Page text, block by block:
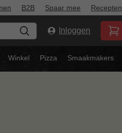
B2B Spaar mee Recepten
Inloggen
Winkel Pizza Smaakmakers